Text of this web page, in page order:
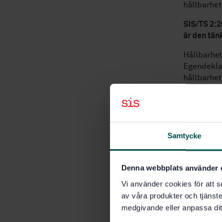
Samtycke
Denna webbplats använder
Vi använder cookies för att
av våra produkter och
medgivande eller anpassa
SIS/TS
är den
Vi har
ser att
revisorer.
Vi ser att
genom
och